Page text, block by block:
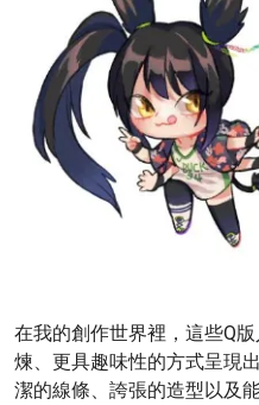
在我的創作世界裡，這些Q
煉、更具趣味性的方式呈現
潔的線條、誇張的造型以及